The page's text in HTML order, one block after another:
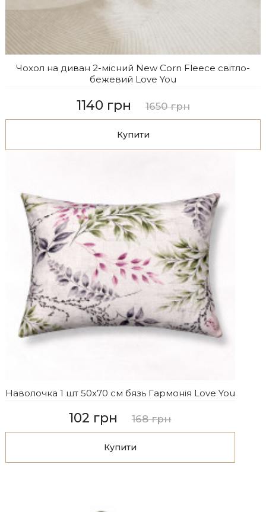
Чохол на диван 2-місний New Corn Fleece світло-
бежевий Love You
1140 грн 1650 грн
Купити
Наволочка 1 шт 50x70 см бязь Гармонія Love You
102 грн 168 грн
Купити